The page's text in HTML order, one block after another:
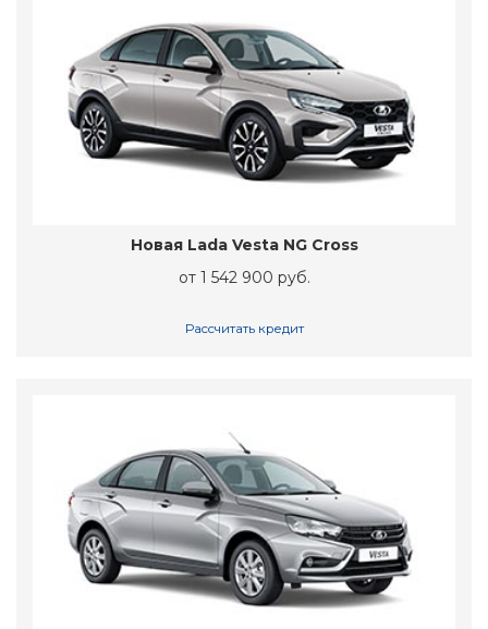
Новая Lada Vesta NG Cross
от 1 542 900 руб.
Рассчитать кредит